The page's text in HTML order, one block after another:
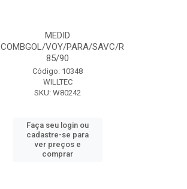
MEDID
COMBGOL/VOY/PARA/SAVC/R
85/90
Código: 10348
WILLTEC
SKU: W80242
Faça seu login ou
cadastre-se para
ver preços e
comprar